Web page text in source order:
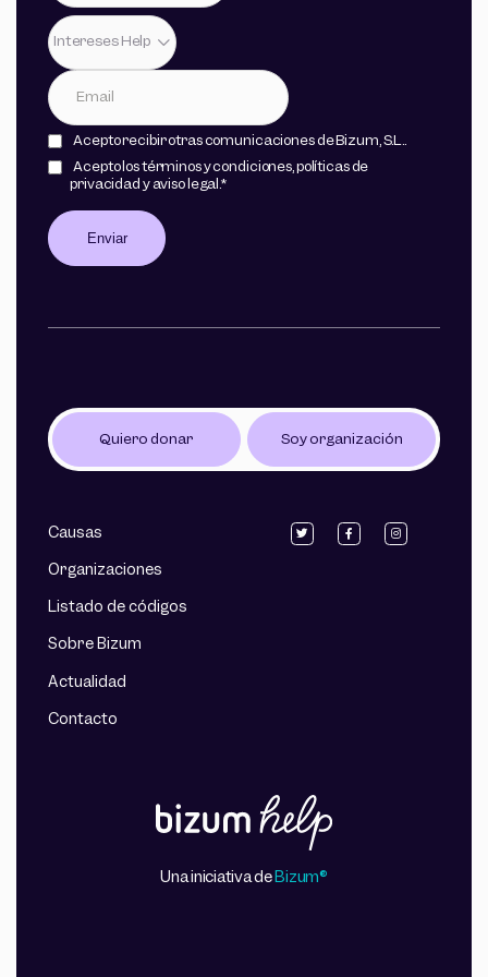
Intereses Help
Acepto recibir otras comunicaciones de Bizum, S.L..
Acepto lostérminos y condiciones,políticas de
privacidad y aviso legal.*
Quiero donar Soy organización
Causas
Organizaciones
Listado de códigos
Sobre Bizum
Actualidad
Contacto
Una iniciativa de Bizum®